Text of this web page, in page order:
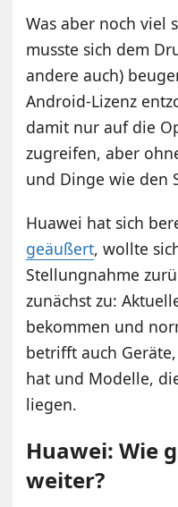
Was aber noch viel
musste sich dem
andere auch)
Android-Lizenz
damit nur auf die
zugreifen, aber
und Dinge wie den
Huawei hat sich
geäußert, wollte
Stellungnahme
zunächst zu:
bekommen und
betrifft auch
hat und Modelle,
liegen.
Huawei: Wie
weiter?